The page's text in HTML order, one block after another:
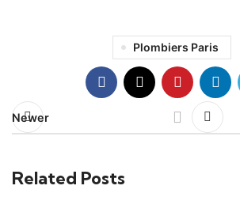
Plombiers Paris
Newer
Related Posts